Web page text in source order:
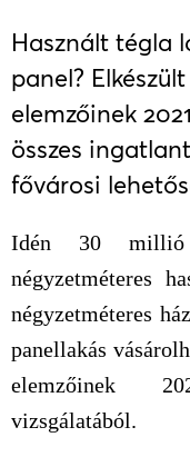
Használt tégla
panel?
elemzőinek
összes
fővárosi
Idén 30
négyzetméteres
négyzetméteres
panellakás
elemzőinek
vizsgálatából.